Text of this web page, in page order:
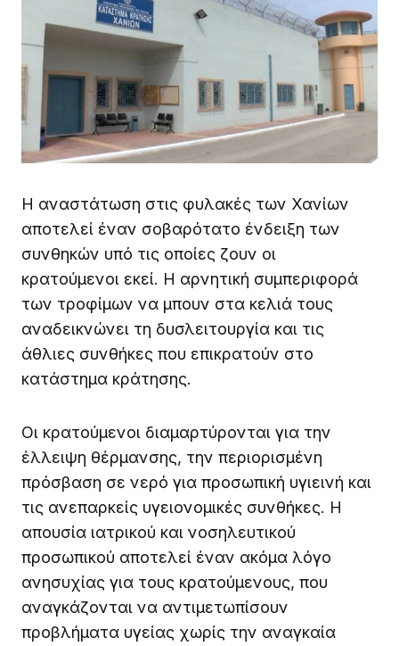
Η αναστάτωση στις φυλακές των Χανίων
αποτελεί έναν σοβαρότατο ένδειξη των
συνθηκών υπό τις οποίες ζουν οι
κρατούμενοι εκεί. Η αρνητική συμπεριφορά
των τροφίμων να μπουν στα κελιά τους
αναδεικνώνει τη δυσλειτουργία και τις
άθλιες συνθήκες που επικρατούν στο
κατάστημα κράτησης.
Οι κρατούμενοι διαμαρτύρονται για την
έλλειψη θέρμανσης, την περιορισμένη
πρόσβαση σε νερό για προσωπική υγιεινή και
τις ανεπαρκείς υγειονομικές συνθήκες. Η
απουσία ιατρικού και νοσηλευτικού
προσωπικού αποτελεί έναν ακόμα λόγο
ανησυχίας για τους κρατούμενους, που
αναγκάζονται να αντιμετωπίσουν
προβλήματα υγείας χωρίς την αναγκαία